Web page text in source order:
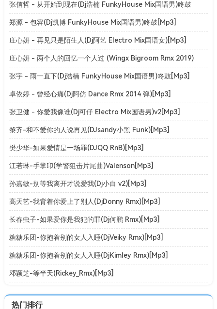
张信哲 - 从开始到现在(Dj浩楠 FunkyHouse Mix国语男)咚鼓
[Mp3]
郑源 - 包容(Dj凯博 FunkyHouse Mix国语男)咚鼓[Mp3]
庄心妍 - 再见只是陌生人(Dj阿艺 Electro Mix国语女)[Mp3]
庄心妍 - 两个人的回忆一个人过 (Wingx Bigroom Rmx 2019)
[Mp3]
张宇 - 雨一直下(Dj浩楠 FunkyHouse Mix国语男)咚鼓[Mp3]
卓依婷 - 曾经心痛(Dj阿仿 Dance Rmx 2014 弹)[Mp3]
张卫健 - 你爱我像谁(Dj可仔 Electro Mix国语男)v2[Mp3]
黎齐-和不爱你的人说再见(DJsandy小黑 Funk)[Mp3]
樊少华-如果爱情是一场罪(DJQQ RnB)[Mp3]
江若琳-手掌印(学警狙击片尾曲)Valenson[Mp3]
孙嘉敏-别等我离开才说爱我(Dj小白 v2)[Mp3]
高天艺-我背着你爱上了别人(DjDonny Rmx)[Mp3]
长春虫子-如果爱你是我犯的罪(Dj何鹏 Rmx)[Mp3]
糖糖乐团-你抱着别的女人入睡(DjVeiky Rmx)[Mp3]
糖糖乐团-你抱着别的女人入睡(DjKimley Rmx)[Mp3]
邓颖芝-等半天(Rickey_Rmx)[Mp3]
热门排行